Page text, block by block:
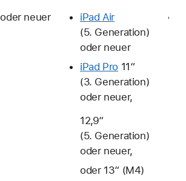
neuer
iPad Air
(5. Generation)
oder neuer
iPad Pro 11“
(3. Generation)
oder neuer,
12,9“
(5. Generation)
oder neuer,
oder 13“ (M4)